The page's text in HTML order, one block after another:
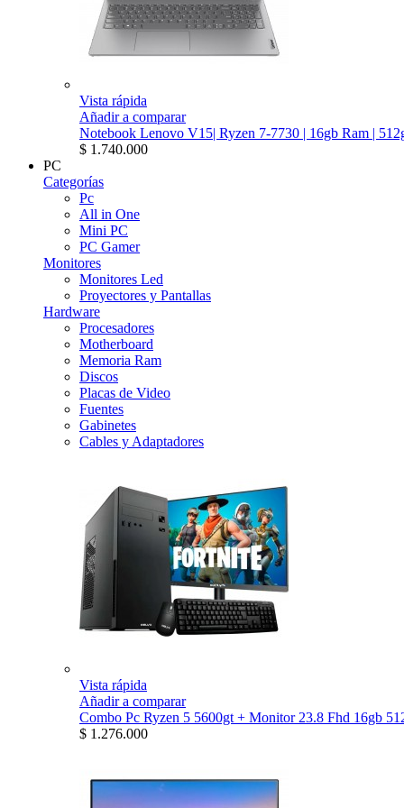
Vista rápida
Añadir a comparar
Notebook Lenovo V15| Ryzen 7-7730 | 16gb Ram |
$ 1.740.000
PC
Categorías
Pc
All in One
Mini PC
PC Gamer
Monitores
Monitores Led
Proyectores y Pantallas
Hardware
Procesadores
Motherboard
Memoria Ram
Discos
Placas de Video
Fuentes
Gabinetes
Cables y Adaptadores
Vista rápida
Añadir a comparar
Combo Pc Ryzen 5 5600gt + Monitor 23.8 Fhd 16gb
$ 1.276.000